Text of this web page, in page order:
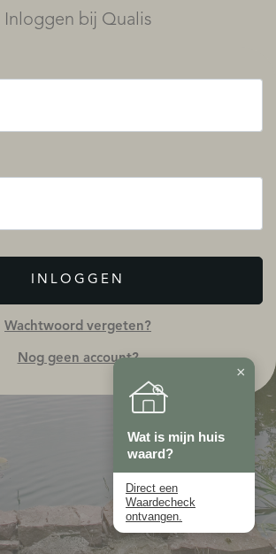
Inloggen bij Qualis
INLOGGEN
Wachtwoord vergeten?
Nog geen account?
×
Wat is mijn huis
waard?
Direct een
Waardecheck
ontvangen.